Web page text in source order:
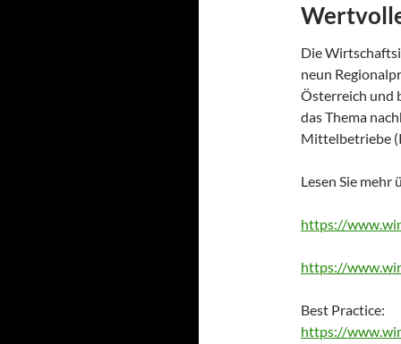
Die
neun
Österreich und
das Thema
Mittelbetriebe
Lesen Sie mehr
https://
https://
Best Practice:
https://